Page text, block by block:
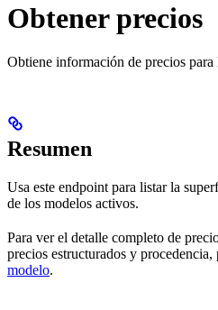
Obtener precios
Obtiene información de precios para
Resumen
Usa este endpoint para listar la
de los modelos activos.
Para ver el detalle completo de
precios estructurados y procedencia,
modelo.